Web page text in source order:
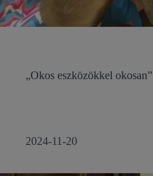
„Okos eszközökkel okosan”
2024-11-20